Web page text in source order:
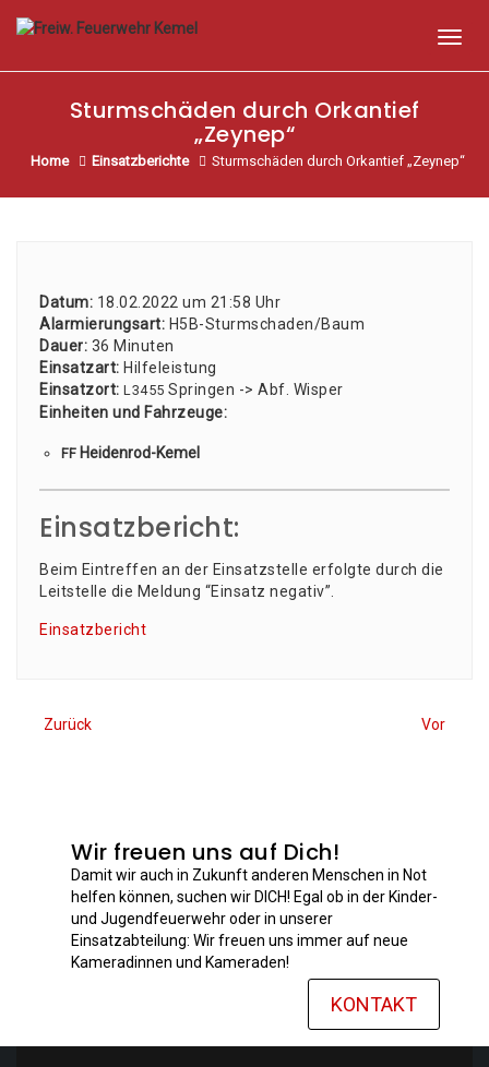
Sturmschäden durch Orkantief
„Zeynep“
Home Einsatzberichte Sturmschäden durch Orkantief „Zeynep“
Datum: 18.02.2022 um 21:58 Uhr
Alar­mie­rungs­art: H5B-Sturm­scha­den/­Baum
Dau­er: 36 Minu­ten
Ein­satz­art: Hil­fe­leis­tung
Ein­satz­ort: L3455 Sprin­gen -> Abf. Wis­per
Ein­hei­ten und Fahr­zeu­ge:
FF Hei­den­rod-Kemel
Einsatzbericht:
Beim Ein­tref­fen an der Ein­satz­stel­le erfolg­te durch die
Leit­stel­le die Mel­dung “Ein­satz negativ”.
Ein­satz­be­richt
Zurück Vor
Wir freuen uns auf Dich!
Damit wir auch in Zukunft anderen Menschen in Not
helfen können, suchen wir DICH! Egal ob in der Kinder-
und Jugendfeuerwehr oder in unserer
Einsatzabteilung: Wir freuen uns immer auf neue
Kameradinnen und Kameraden!
KONTAKT